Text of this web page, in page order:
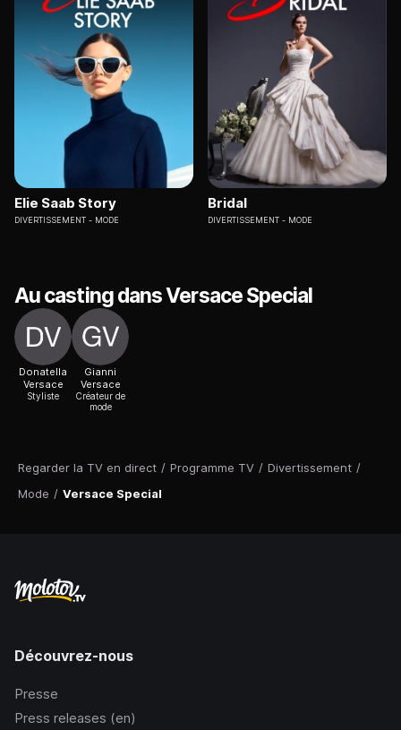
Regarder la TV en direct / Programme TV / Divertissement /
Mode / Versace Special
Elie Saab Story
DIVERTISSEMENT MODE
Bridal
DIVERTISSEMENT MODE
Au casting dans Versace Special
Donatella
Versace
Styliste
Gianni
Versace
Créateur de
mode
Découvrez-nous
Presse
Press releases (en)